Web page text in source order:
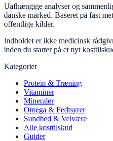
Uafhængige analyser og
danske marked. Baseret på fast
offentlige kilder.
Indholdet er ikke medicinsk
inden du starter på et nyt
Kategorier
Protein & Træning
Vitaminer
Mineraler
Omega & Fedtsyrer
Sundhed & Velvære
Alle kosttilskud
Guider